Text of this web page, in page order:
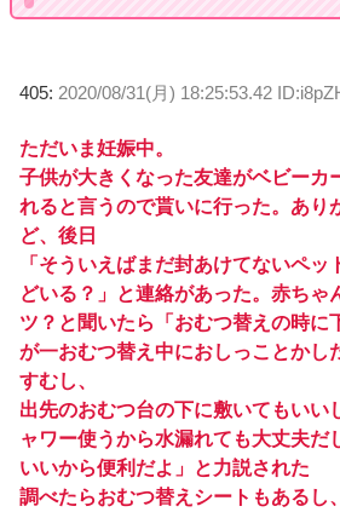
405: 2020/08/31(月) 18:25:53.42
ただいま妊娠中。
子供が大きくなった友達がベビーカ
れると言うので貰いに行った。あり
ど、後日
「そういえばまだ封あけてないペ
どいる？」と連絡があった。赤ちゃ
ツ？と聞いたら「おむつ替えの時に
が一おむつ替え中におしっことかし
すむし、
出先のおむつ台の下に敷いてもいい
ャワー使うから水漏れても大丈夫だ
いいから便利だよ」と力説された
調べたらおむつ替えシートもあるし